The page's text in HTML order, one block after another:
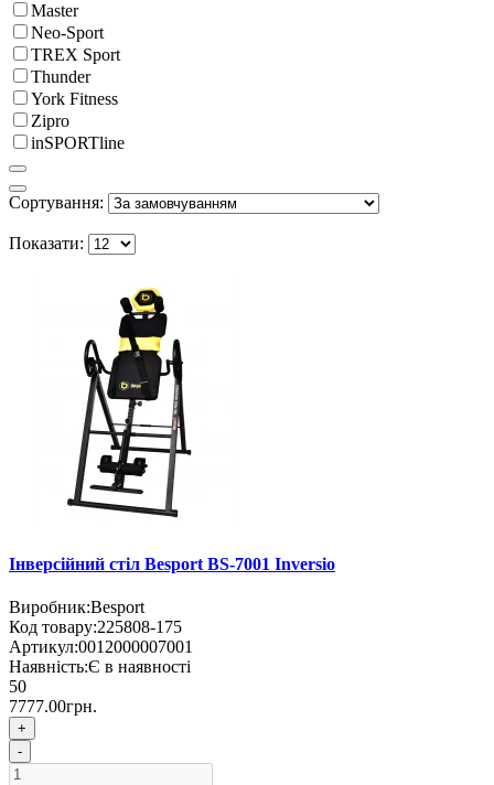
Master
Neo-Sport
TREX Sport
Thunder
York Fitness
Zipro
inSPORTline
Сортування:
Показати:
Інверсійний стіл Besport BS-7001 Inversio
Виробник:Besport
Код товару:225808-175
Артикул:0012000007001
Наявність:Є в наявності
50
7777.00грн.
+
-